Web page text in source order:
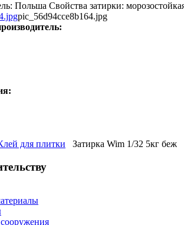
Польша Свойства затирки:
pic_56d94cce8b164.jpg
для плитки Затирка Wim 1/32 5кг беж